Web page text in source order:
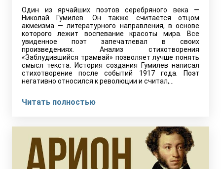
Один из ярчайших поэтов серебряного века —
Николай Гумилев. Он также считается отцом
акмеизма — литературного направления, в основе
которого лежит воспевание красоты мира. Все
увиденное поэт запечатлевал в своих
произведениях. Анализ стихотворения
«Заблудившийся трамвай» позволяет лучше понять
смысл текста. История создания Гумилев написал
стихотворение после событий 1917 года. Поэт
негативно относился к революции и считал,…
Читать полностью